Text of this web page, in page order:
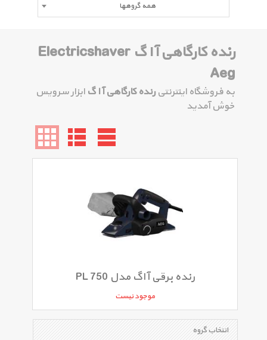
همه گروهها
رنده کارگاهی آ ا گ Electricshaver
Aeg
به فروشگاه اینترنتی رنده کارگاهی آ ا گ ابزار سرویس
خوش آمدید
رنده برقی آاگ مدل PL 750
موجود نیست
انتخاب گروه